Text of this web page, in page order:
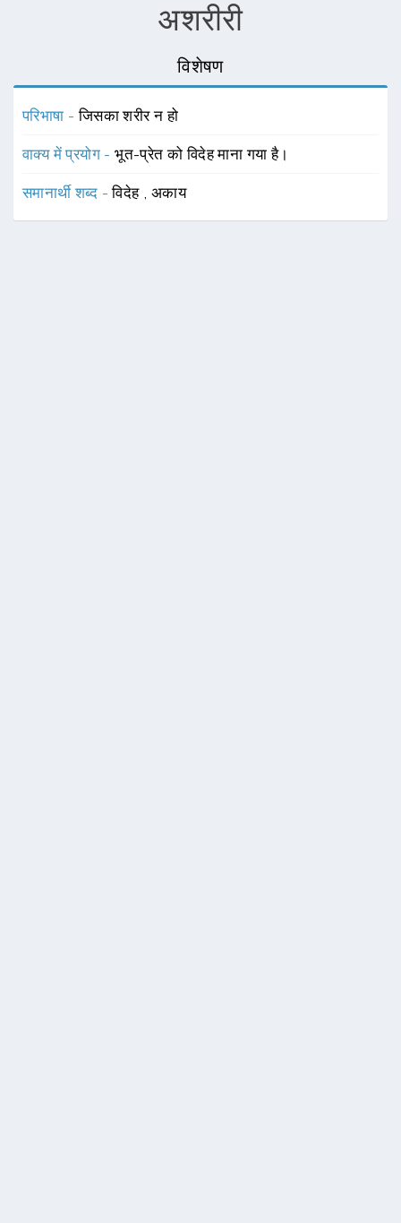
अशरीरी
विशेषण
परिभाषा -जिसका शरीर न हो
वाक्य में प्रयोग -भूत-प्रेत को विदेह माना गया है।
समानार्थी शब्द -विदेह , अकाय